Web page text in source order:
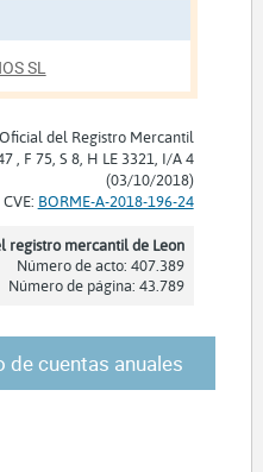
SL
del Registro Mercantil
, F 75, S 8, H LE 3321, I/A 4
(03/10/2018)
CVE: BORME-A-2018-196-24
registro mercantil de Leon
Número de acto: 407.389
Número de página: 43.789
de cuentas anuales